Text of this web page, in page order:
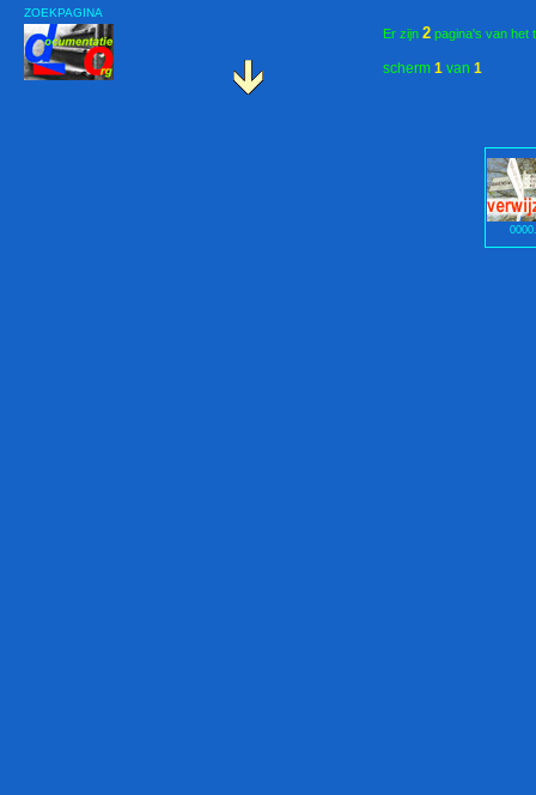
ZOEKPAGINA
Er zijn 2 pagina's van het
scherm 1 van 1